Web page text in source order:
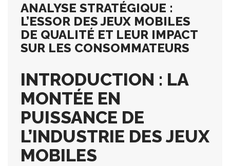
ANALYSE STRATÉGIQUE :
L’ESSOR DES JEUX MOBILES
DE QUALITÉ ET LEUR IMPACT
SUR LES CONSOMMATEURS
INTRODUCTION : LA
MONTÉE EN
PUISSANCE DE
L’INDUSTRIE DES JEUX
MOBILES